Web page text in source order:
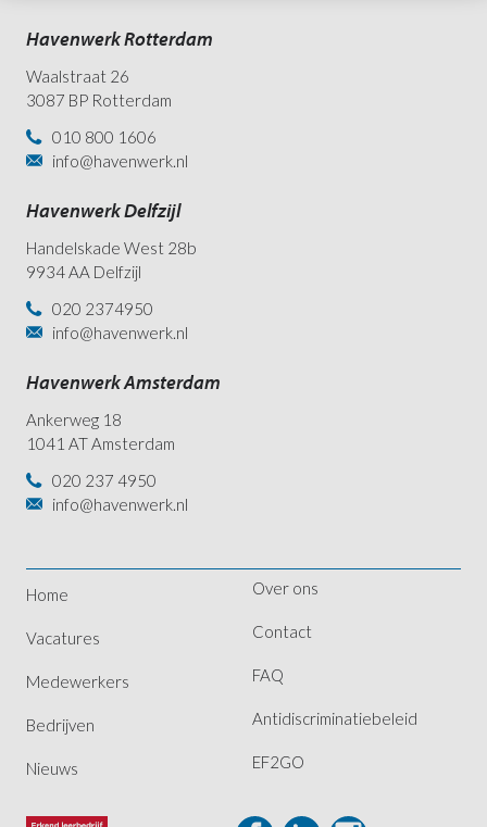
Havenwerk Rotterdam
Waalstraat 26
3087 BP Rotterdam
010 800 1606
info@havenwerk.nl
Havenwerk Delfzijl
Handelskade West 28b
9934 AA Delfzijl
020 2374950
info@havenwerk.nl
Havenwerk Amsterdam
Ankerweg 18
1041 AT Amsterdam
020 237 4950
info@havenwerk.nl
Home
Vacatures
Medewerkers
Bedrijven
Nieuws
Over ons
Contact
FAQ
Antidiscriminatiebeleid
EF2GO